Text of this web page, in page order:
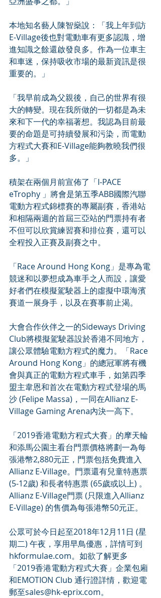
本地知名藝人陳智燊說：「我上年到訪
E-Village後也對電動車有更多認識，增
進知識之餘還啟發良多。作為一位車主
和車迷，保持吸收市場的最新資訊是很
重要的。」
「我早前成為父親後，自己的世界有很
大的轉變。現在我所做的一切都是為未
來和下一代的幸福著想。我認為目前最
要的命題是可持續發展和污染，而電動
方程式大賽和E-Village能夠教曉我們很
多。」
積架在兩個月前宣佈了「I-PACE
eTrophy 」將會是第五季ABB國際汽聯
電動方程式錦標賽的專屬副賽，香港站
和相隔兩週的首屆三亞站的門票持有者
不但可以欣賞練習賽和排位賽，還可以
全程投入正賽及副賽之中。
「Race Around Hong Kong」是專為電
競迷和以夢想成為車手之人而設，讓愛
好者們在模擬駕駛器上的虛擬中環海濱
賽道一展身手，以及在賽事前止渴。
大會合作伙伴之一的Sideways Driving
Club將模擬駕駛器設於香港不同地方，
讓公眾體驗電動方程式的魔力。「Race
Around Hong Kong」的總冠軍將有機
會與真正的電動方程式車手，如第四季
盟主韋恩和首次在電動方程式登場的馬
沙 (Felipe Massa)，一同在Allianz E-
Village Gaming Arena內決一高下。
「2019香港電動方程式大賽」的摩天輪
和添馬公園主看台門票價格將劃一為每
張港幣2,880元正，門票包括免費進入
Allianz E-Village。門票還有兒童特惠票
(5-12歲) 和長者特惠票 (65歲或以上) 。
Allianz E-Village門票 (只限進入Allianz
E-Village) 的售價為每張港幣50元正。
公眾可於今日起至2018年12月11日 (星
期二) 午夜，享用早鳥優惠，詳情可到
hkformulae.com。如欲了解更多
「2019香港電動方程式大賽」企業包廂
和EMOTION Club 通行證詳情，歡迎電
郵至sales@hk-eprix.com。